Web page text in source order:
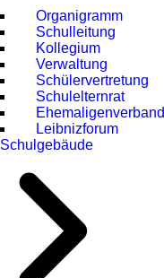
Organigramm
Schulleitung
Kollegium
Verwaltung
Schülervertretung
Schulelternrat
Ehemaligenverband
Leibnizforum
Schulgebäude